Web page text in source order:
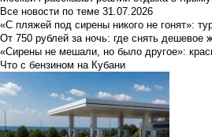
Все новости по теме 31.07.2026
«С пляжей под сирены никого не гонят»:
От 750 рублей за ночь: где снять дешевое
«Сирены не мешали, но было другое»:
Что с бензином на Кубани